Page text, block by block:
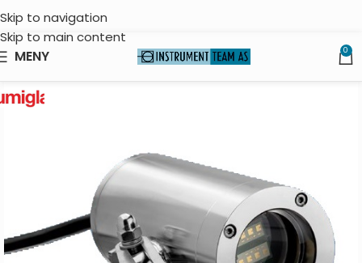
Skip to navigation
Skip to main content
MENY 0